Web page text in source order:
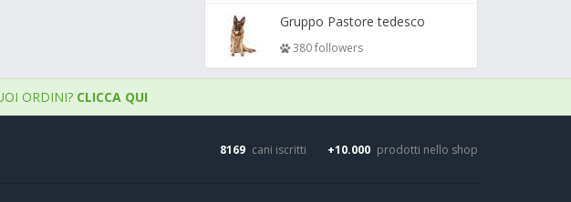
Gruppo Pastore tedesco
380 followers
ORDINI? CLICCA QUI
8169 cani iscritti +10.000 prodotti nello shop